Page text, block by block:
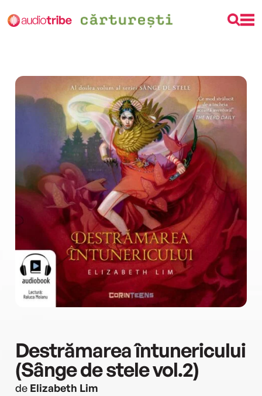
Destrămarea întunericului
(Sânge de stele vol.2)
de Elizabeth Lim